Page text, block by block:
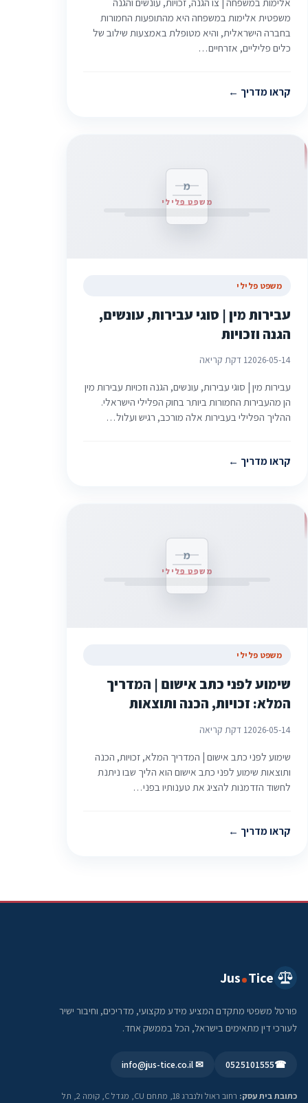
משפטית אלימות במשפחה היא מהתופעות החמורות
בחברה הישראלית, והיא מטופלת באמצעות שילוב של
כלים פליליים, אזרחיים…
קראו מדריך
מ
משפט פלילי
משפט פלילי
עבירות מין | סוגי עבירות, עונשים,
הגנה וזכויות
2026-05-141 דקת קריאה
עבירות מין | סוגי עבירות, עונשים, הגנה וזכויות עבירות מין
הן מהעבירות החמורות ביותר בחוק הפלילי הישראלי.
ההליך הפלילי בעבירות אלה מורכב, רגיש ועלול…
קראו מדריך
מ
משפט פלילי
משפט פלילי
שימוע לפני כתב אישום | המדריך
המלא: זכויות, הכנה ותוצאות
2026-05-141 דקת קריאה
שימוע לפני כתב אישום | המדריך המלא, זכויות, הכנה
ותוצאות שימוע לפני כתב אישום הוא הליך שבו ניתנת
לחשוד הזדמנות להציג את טענותיו בפני…
קראו מדריך
Jus Tice
פורטל משפטי מתקדם המציע מידע מקצועי, מדריכים, וחיבור ישיר
לעורכי דין מתאימים בישראל, הכל בממשק אחד.
☎
0525101555
✉ info@jus-tice.co.il
כתובת בית עסק:
רחוב ראול ולנברג 18, מתחם CU, מגדל C, קומה 2, תל